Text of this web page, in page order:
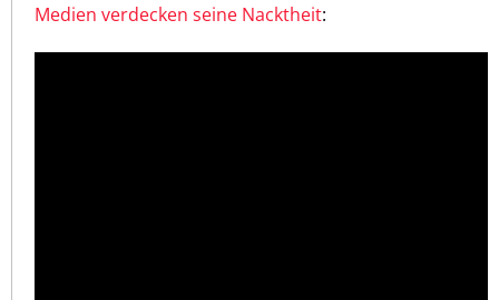
Medien verdecken seine Nacktheit: